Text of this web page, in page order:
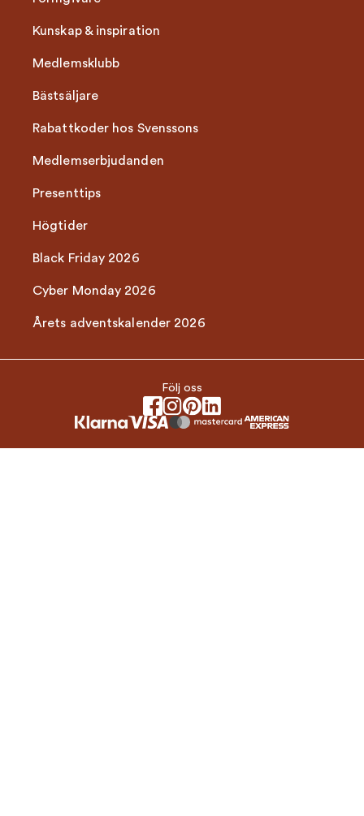
Kunskap & inspiration
Medlemsklubb
Bästsäljare
Rabattkoder hos Svenssons
Medlemserbjudanden
Presenttips
Högtider
Black Friday 2026
Cyber Monday 2026
Årets adventskalender 2026
Följ oss